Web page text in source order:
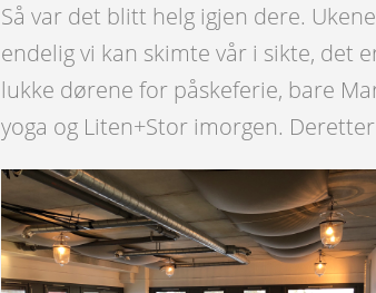
Så var det blitt helg igjen dere.
endelig vi kan skimte vår i sikte, det
lukke dørene for påskeferie, bare
yoga og Liten+Stor imorgen.